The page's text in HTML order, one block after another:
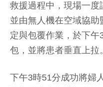
救援過程中，現場一度
並由無人機在空域協助
定與包覆作業，於下
包，並將患者垂直上拉。
下午3時51分成功將婦